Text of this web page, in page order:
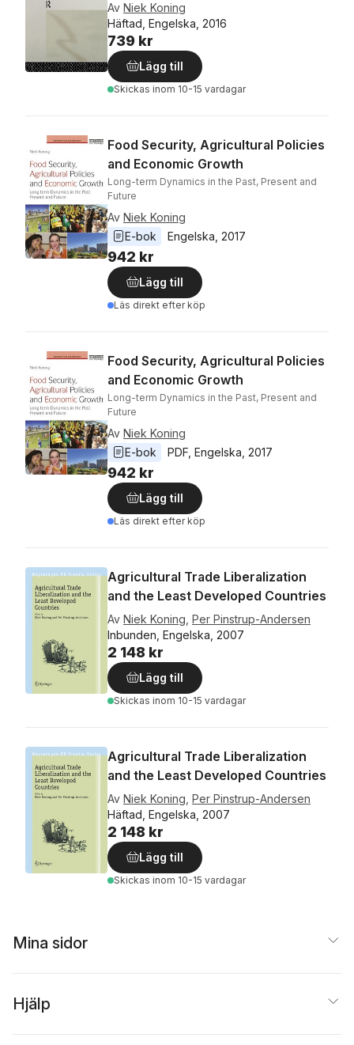
Av Niek Koning
Häftad, Engelska, 2016
739 kr
Lägg till
Skickas inom 10-15 vardagar
Food Security, Agricultural Policies
and Economic Growth
Long-term Dynamics in the Past, Present and
Future
Av Niek Koning
E-bok
Engelska 2017
942 kr
Lägg till
Läs direkt efter köp
Food Security, Agricultural Policies
and Economic Growth
Long-term Dynamics in the Past, Present and
Future
Av Niek Koning
E-bok
PDF Engelska 2017
942 kr
Lägg till
Läs direkt efter köp
Agricultural Trade Liberalization
and the Least Developed Countries
Av Niek Koning Per Pinstrup-Andersen
Inbunden, Engelska, 2007
2 148 kr
Lägg till
Skickas inom 10-15 vardagar
Agricultural Trade Liberalization
and the Least Developed Countries
Av Niek Koning Per Pinstrup-Andersen
Häftad, Engelska, 2007
2 148 kr
Lägg till
Skickas inom 10-15 vardagar
Mina sidor
Hjälp